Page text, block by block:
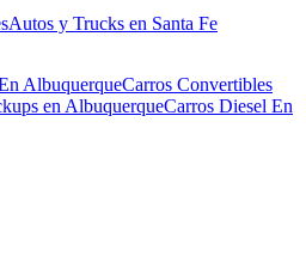
Autos y Trucks en Santa Fe
AlbuquerqueCarros Convertibles
en AlbuquerqueCarros Diesel En